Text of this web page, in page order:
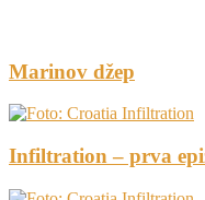
Marinov džep
Infiltration – prva